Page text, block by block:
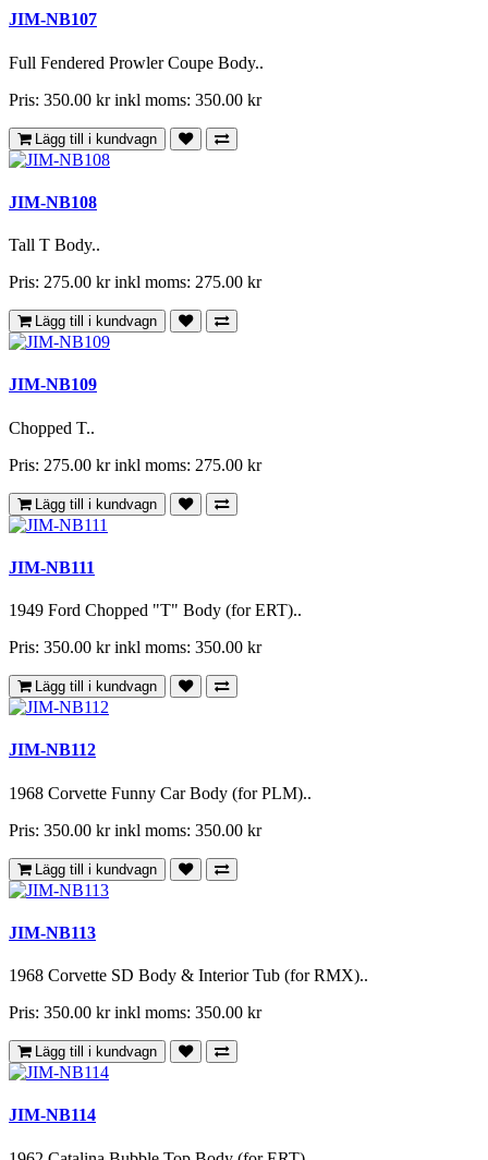
JIM-NB107
Full Fendered Prowler Coupe Body..
Pris: 350.00 krinkl moms: 350.00 kr
Lägg till i kundvagn
JIM-NB108
Tall T Body..
Pris: 275.00 krinkl moms: 275.00 kr
Lägg till i kundvagn
JIM-NB109
Chopped T..
Pris: 275.00 krinkl moms: 275.00 kr
Lägg till i kundvagn
JIM-NB111
1949 Ford Chopped "T" Body (for ERT)..
Pris: 350.00 krinkl moms: 350.00 kr
Lägg till i kundvagn
JIM-NB112
1968 Corvette Funny Car Body (for PLM)..
Pris: 350.00 krinkl moms: 350.00 kr
Lägg till i kundvagn
JIM-NB113
1968 Corvette SD Body & Interior Tub (for RMX)..
Pris: 350.00 krinkl moms: 350.00 kr
Lägg till i kundvagn
JIM-NB114